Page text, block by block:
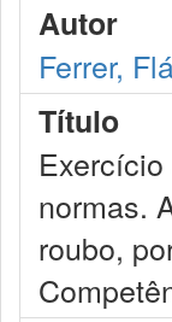
Autor
Ferrer,
Título
normas.
roubo,